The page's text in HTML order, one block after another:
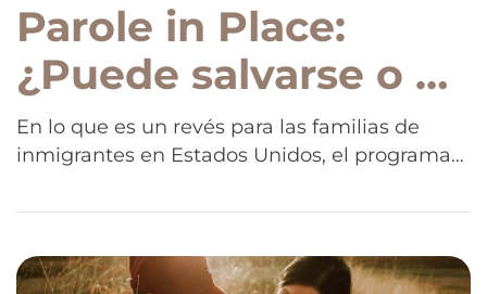
Parole in Place:
¿Puede salvarse o ya
no hay ninguna
posibilidad?
En lo que es un revés para las familias de
inmigrantes en Estados Unidos, el programa
había sido implementado por la
federal en Texas. La medida, que buscaba